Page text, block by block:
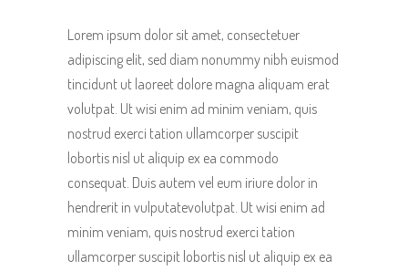
Lorem ipsum dolor sit amet, consectetuer
adipiscing elit, sed diam nonummy nibh euismod
tincidunt ut laoreet dolore magna aliquam erat
volutpat. Ut wisi enim ad minim veniam, quis
nostrud exerci tation ullamcorper suscipit
lobortis nisl ut aliquip ex ea commodo
consequat. Duis autem vel eum iriure dolor in
hendrerit in vulputatevolutpat. Ut wisi enim ad
minim veniam, quis nostrud exerci tation
ullamcorper suscipit lobortis nisl ut aliquip ex ea